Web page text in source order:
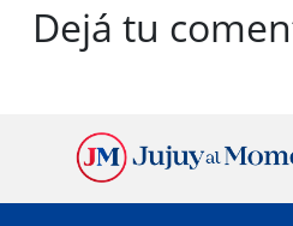
Dejá tu